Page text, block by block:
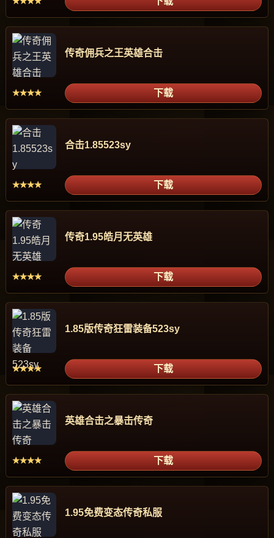
传奇佣兵之王英雄合击
★★★★ 下载
合击1.85523sy
★★★★ 下载
传奇1.95皓月无英雄
★★★★ 下载
1.85版传奇狂雷装备523sy
★★★★ 下载
英雄合击之暴击传奇
★★★★ 下载
1.95免费变态传奇私服